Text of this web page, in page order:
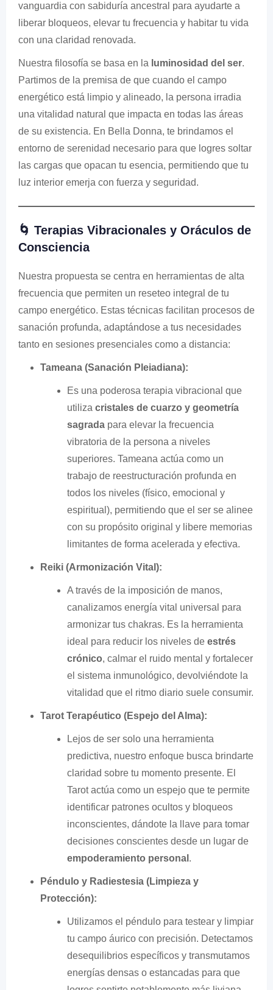
vanguardia con sabiduría ancestral para ayudarte a
liberar bloqueos, elevar tu frecuencia y habitar tu vida
con una claridad renovada.
Nuestra filosofía se basa en la luminosidad del ser.
Partimos de la premisa de que cuando el campo
energético está limpio y alineado, la persona irradia
una vitalidad natural que impacta en todas las áreas
de su existencia. En Bella Donna, te brindamos el
entorno de serenidad necesario para que logres soltar
las cargas que opacan tu esencia, permitiendo que tu
luz interior emerja con fuerza y seguridad.
🌀 Terapias Vibracionales y Oráculos de
Consciencia
Nuestra propuesta se centra en herramientas de alta
frecuencia que permiten un reseteo integral de tu
campo energético. Estas técnicas facilitan procesos de
sanación profunda, adaptándose a tus necesidades
tanto en sesiones presenciales como a distancia:
Tameana (Sanación Pleiadiana):
Es una poderosa terapia vibracional que
utiliza cristales de cuarzo y geometría
sagrada para elevar la frecuencia
vibratoria de la persona a niveles
superiores. Tameana actúa como un
trabajo de reestructuración profunda en
todos los niveles (físico, emocional y
espiritual), permitiendo que el ser se alinee
con su propósito original y libere memorias
limitantes de forma acelerada y efectiva.
Reiki (Armonización Vital):
A través de la imposición de manos,
canalizamos energía vital universal para
armonizar tus chakras. Es la herramienta
ideal para reducir los niveles de estrés
crónico, calmar el ruido mental y fortalecer
el sistema inmunológico, devolviéndote la
vitalidad que el ritmo diario suele consumir.
Tarot Terapéutico (Espejo del Alma):
Lejos de ser solo una herramienta
predictiva, nuestro enfoque busca brindarte
claridad sobre tu momento presente. El
Tarot actúa como un espejo que te permite
identificar patrones ocultos y bloqueos
inconscientes, dándote la llave para tomar
decisiones conscientes desde un lugar de
empoderamiento personal .
Péndulo y Radiestesia (Limpieza y
Protección):
Utilizamos el péndulo para testear y limpiar
tu campo áurico con precisión. Detectamos
desequilibrios específicos y transmutamos
energías densas o estancadas para que